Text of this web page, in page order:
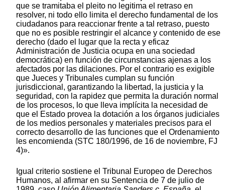
que se tramitaba el pleito no legitima el retraso en
resolver, ni todo ello limita el derecho fundamental de los
ciudadanos para reaccionar frente a tal retraso, puesto
que no es posible restringir el alcance y contenido de ese
derecho (dado el lugar que la recta y eficaz
Administración de Justicia ocupa en una sociedad
democrática) en función de circunstancias ajenas a los
afectados por las dilaciones. Por el contrario es exigible
que Jueces y Tribunales cumplan su función
jurisdiccional, garantizando la libertad, la justicia y la
seguridad, con la rapidez que permita la duración normal
de los procesos, lo que lleva implícita la necesidad de
que el Estado provea la dotación a los órganos judiciales
de los medios personales y materiales precisos para el
correcto desarrollo de las funciones que el Ordenamiento
les encomienda (STC 180/1996, de 16 de noviembre, FJ
4)».
Igual criterio sostiene el Tribunal Europeo de Derechos
Humanos, al afirmar en su Sentencia de 7 de julio de